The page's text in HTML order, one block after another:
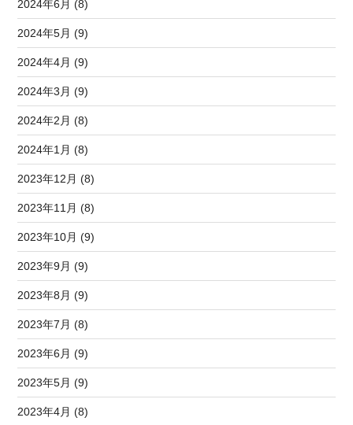
2024年6月 (8)
2024年5月 (9)
2024年4月 (9)
2024年3月 (9)
2024年2月 (8)
2024年1月 (8)
2023年12月 (8)
2023年11月 (8)
2023年10月 (9)
2023年9月 (9)
2023年8月 (9)
2023年7月 (8)
2023年6月 (9)
2023年5月 (9)
2023年4月 (8)